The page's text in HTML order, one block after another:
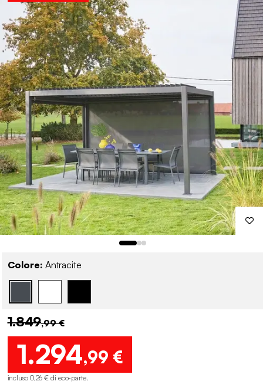
Colore: Antracite
1.849,99 €
1.294,99 €
incluso 0,26 € di eco-parte.